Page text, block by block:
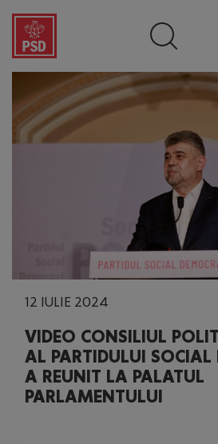
12 IULIE 2024
VIDEO CONSILIUL
AL PARTIDULUI SOCIAL
A REUNIT LA PALATUL
PARLAMENTULUI